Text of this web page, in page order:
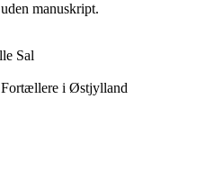
manuskript.
Sal
i Østjylland